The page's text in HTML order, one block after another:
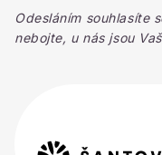
Odesláním souhlasíte
nebojte, u nás jsou